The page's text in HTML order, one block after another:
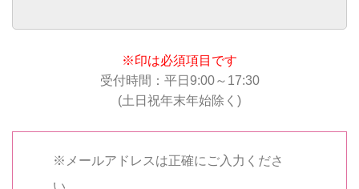
※印は必須項目です
受付時間：平日9:00～17:30
(土日祝年末年始除く)
※メールアドレスは正確にご入力くださ
い。